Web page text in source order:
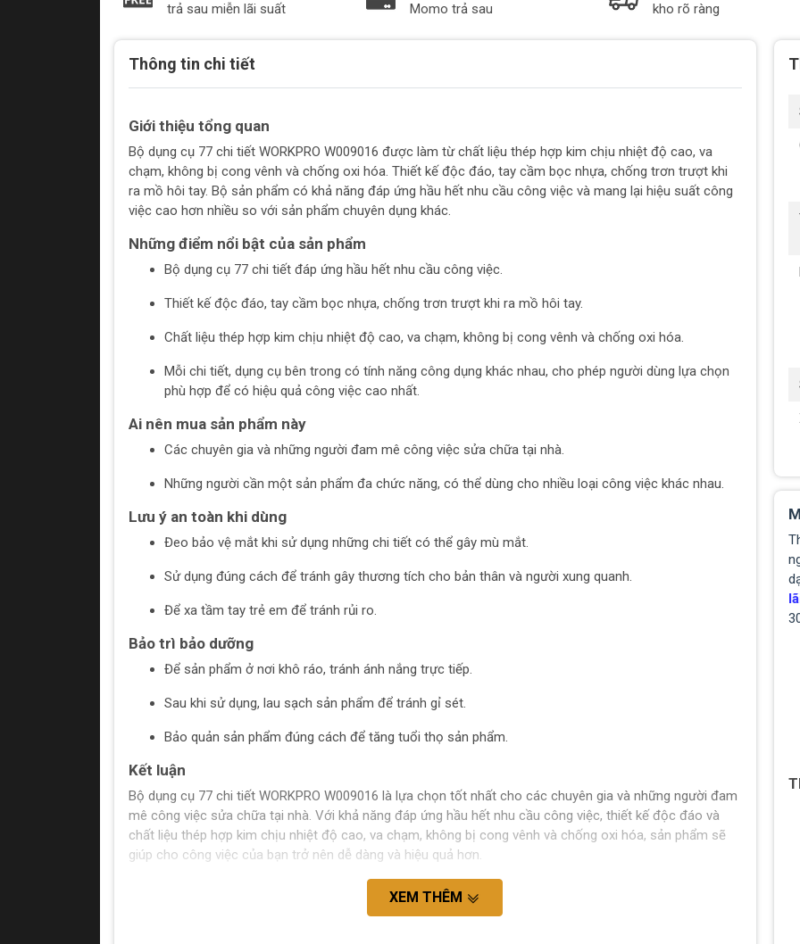
trả sau miễn lãi suất
Momo trả sau
kho rõ ràng
Thông tin chi tiết
Giới thiệu tổng quan
Bộ dụng cụ 77 chi tiết WORKPRO W009016 được làm từ chất liệu thép hợp kim chịu nhiệt độ cao, va
chạm, không bị cong vênh và chống oxi hóa. Thiết kế độc đáo, tay cầm bọc nhựa, chống trơn trượt khi
ra mồ hôi tay. Bộ sản phẩm có khả năng đáp ứng hầu hết nhu cầu công việc và mang lại hiệu suất công
việc cao hơn nhiều so với sản phẩm chuyên dụng khác.
Những điểm nổi bật của sản phẩm
Bộ dụng cụ 77 chi tiết đáp ứng hầu hết nhu cầu công việc.
Thiết kế độc đáo, tay cầm bọc nhựa, chống trơn trượt khi ra mồ hôi tay.
Chất liệu thép hợp kim chịu nhiệt độ cao, va chạm, không bị cong vênh và chống oxi hóa.
Mỗi chi tiết, dụng cụ bên trong có tính năng công dụng khác nhau, cho phép người dùng lựa chọn
phù hợp để có hiệu quả công việc cao nhất.
Ai nên mua sản phẩm này
Các chuyên gia và những người đam mê công việc sửa chữa tại nhà.
Những người cần một sản phẩm đa chức năng, có thể dùng cho nhiều loại công việc khác nhau.
Lưu ý an toàn khi dùng
Đeo bảo vệ mắt khi sử dụng những chi tiết có thể gây mù mắt.
Sử dụng đúng cách để tránh gây thương tích cho bản thân và người xung quanh.
Để xa tầm tay trẻ em để tránh rủi ro.
Bảo trì bảo dưỡng
Để sản phẩm ở nơi khô ráo, tránh ánh nắng trực tiếp.
Sau khi sử dụng, lau sạch sản phẩm để tránh gỉ sét.
Bảo quản sản phẩm đúng cách để tăng tuổi thọ sản phẩm.
Kết luận
Bộ dụng cụ 77 chi tiết WORKPRO W009016 là lựa chọn tốt nhất cho các chuyên gia và những người đam
mê công việc sửa chữa tại nhà. Với khả năng đáp ứng hầu hết nhu cầu công việc, thiết kế độc đáo và
chất liệu thép hợp kim chịu nhiệt độ cao, va chạm, không bị cong vênh và chống oxi hóa, sản phẩm sẽ
giúp cho công việc của bạn trở nên dễ dàng và hiệu quả hơn.
XEM THÊM